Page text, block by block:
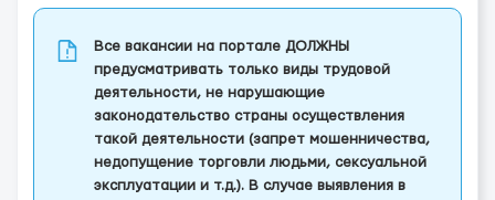
Все вакансии на портале ДОЛЖНЫ
предусматривать только виды трудовой
деятельности, не нарушающие
законодательство страны осуществления
такой деятельности (запрет мошенничества,
недопущение торговли людьми, сексуальной
эксплуатации и т.д.). В случае выявления в